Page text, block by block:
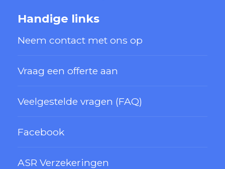
Handige links
Neem contact met ons op
Vraag een offerte aan
Veelgestelde vragen (FAQ)
Facebook
ASR Verzekeringen